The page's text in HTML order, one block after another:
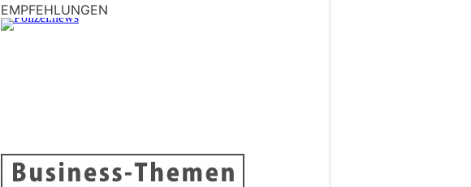
EMPFEHLUNGEN